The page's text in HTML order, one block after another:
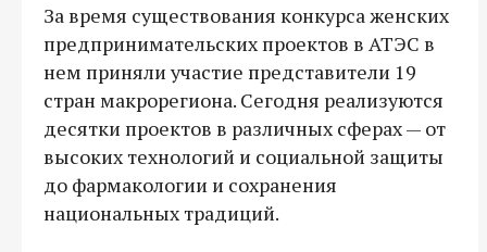
За время существования конкурса женских
предпринимательских проектов в АТЭС в
нем приняли участие представители 19
стран макрорегиона. Сегодня реализуются
десятки проектов в различных сферах — от
высоких технологий и социальной защиты
до фармакологии и сохранения
национальных традиций.